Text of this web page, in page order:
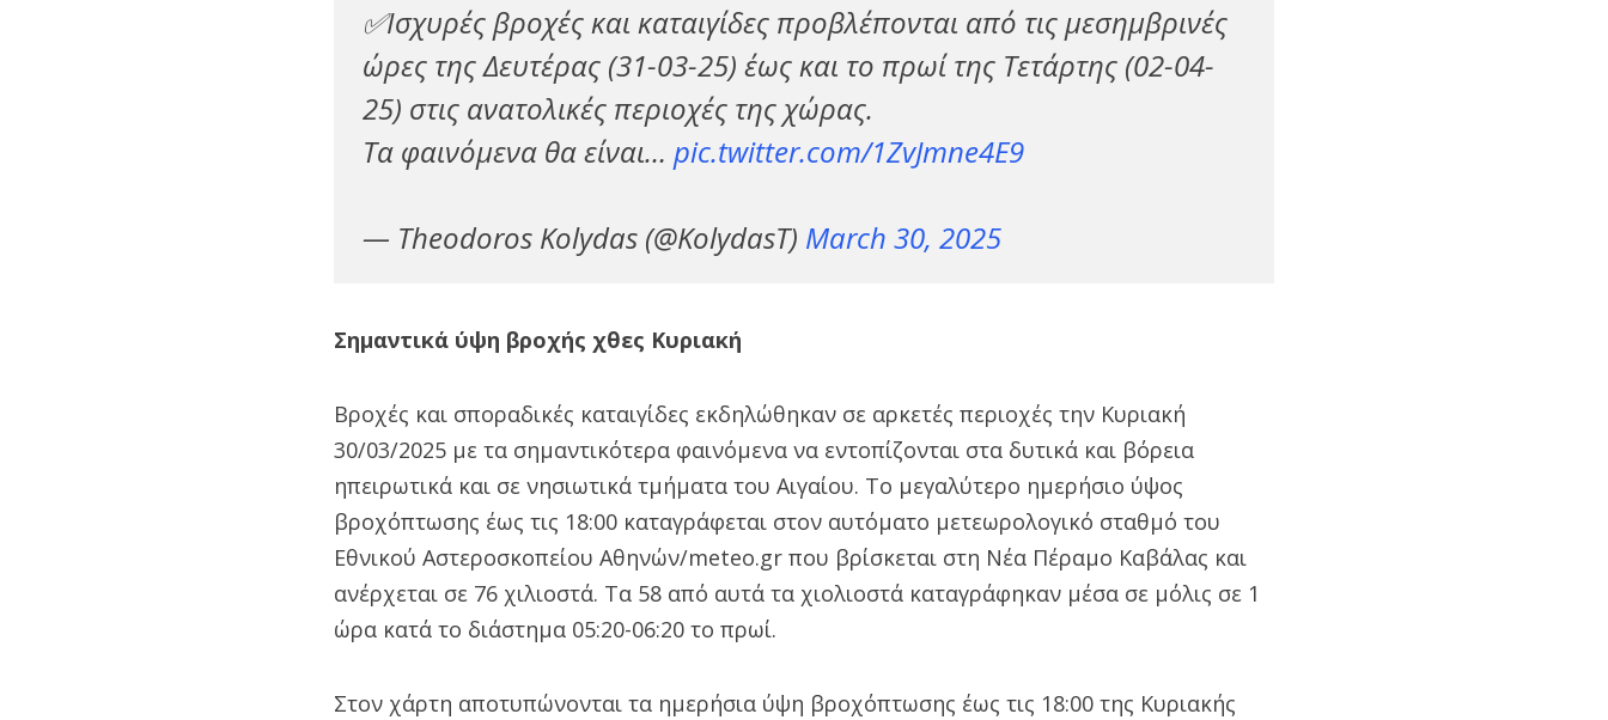
✅Ισχυρές βροχές και καταιγίδες προβλέπονται από τις μεσημβρινές
ώρες της Δευτέρας (31-03-25) έως και το πρωί της Τετάρτης (02-04-
25) στις ανατολικές περιοχές της χώρας.
Τα φαινόμενα θα είναι… pic.twitter.com/1ZvJmne4E9
— Theodoros Kolydas (@KolydasT) March 30, 2025
Σημαντικά ύψη βροχής χθες Κυριακή
Βροχές και σποραδικές καταιγίδες εκδηλώθηκαν σε αρκετές περιοχές την Κυριακή
30/03/2025 με τα σημαντικότερα φαινόμενα να εντοπίζονται στα δυτικά και βόρεια
ηπειρωτικά και σε νησιωτικά τμήματα του Αιγαίου. Το μεγαλύτερο ημερήσιο ύψος
βροχόπτωσης έως τις 18:00 καταγράφεται στον αυτόματο μετεωρολογικό σταθμό του
Εθνικού Αστεροσκοπείου Αθηνών/meteo.gr που βρίσκεται στη Νέα Πέραμο Καβάλας και
ανέρχεται σε 76 χιλιοστά. Τα 58 από αυτά τα χιολιοστά καταγράφηκαν μέσα σε μόλις σε 1
ώρα κατά το διάστημα 05:20-06:20 το πρωί.
Στον χάρτη αποτυπώνονται τα ημερήσια ύψη βροχόπτωσης έως τις 18:00 της Κυριακής